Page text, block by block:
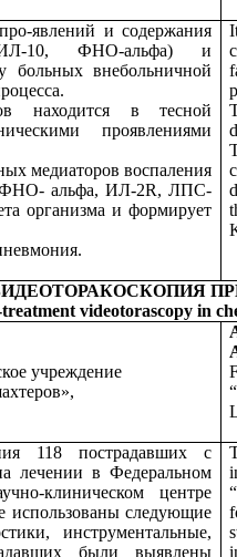
явлений и содержания
10, ФНО-альфа) и
внебольничной
находится в тесной
проявлениями
медиаторов воспаления
(ФНО- альфа, ИЛ-2R, ЛПС-
организма и формирует
treatment videotorascopy in
учреждение
118 пострадавших с
лечении в Федеральном
клиническом центре
использованы следующие
инструментальные,
были выявлены